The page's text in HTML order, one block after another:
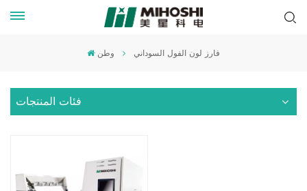
وطن فارز لون الفول السوداني
فئات المنتجات